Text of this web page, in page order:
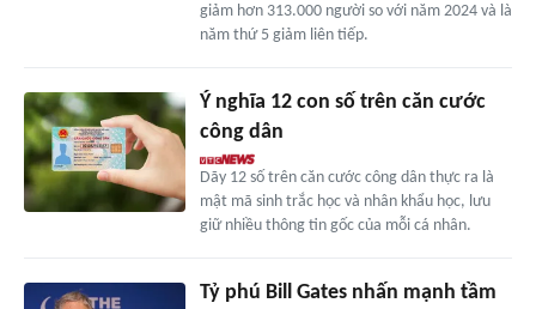
giảm hơn 313.000 người so với năm 2024 và là
năm thứ 5 giảm liên tiếp.
Ý nghĩa 12 con số trên căn cước
công dân
Dãy 12 số trên căn cước công dân thực ra là
mật mã sinh trắc học và nhân khẩu học, lưu
giữ nhiều thông tin gốc của mỗi cá nhân.
Tỷ phú Bill Gates nhấn mạnh tầm